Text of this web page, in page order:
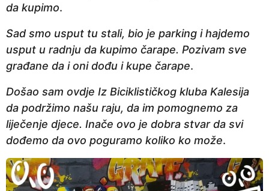
da kupimo.
Sad smo usput tu stali, bio je parking i hajdemo
usput u radnju da kupimo čarape. Pozivam sve
građane da i oni dođu i kupe čarape.
Došao sam ovdje Iz Biciklističkog kluba Kalesija
da podržimo našu raju, da im pomognemo za
liječenje djece. Inače ovo je dobra stvar da svi
dođemo da ovo poguramo koliko ko može.